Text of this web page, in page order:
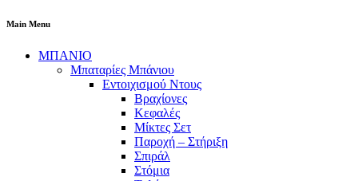
Main Menu
ΜΠΑΝΙΟ
Μπαταρίες Μπάνιου
Εντοιχισμού Ντους
Βραχίονες
Κεφαλές
Μίκτες Σετ
Παροχή – Στήριξη
Σπιράλ
Στόμια